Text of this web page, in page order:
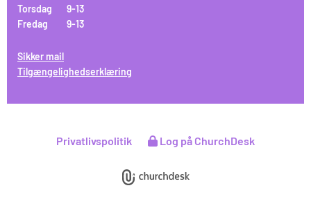
Torsdag 9-13
Fredag 9-13
Sikker mail
Tilgængelighedserklæring
Privatlivspolitik Log på ChurchDesk